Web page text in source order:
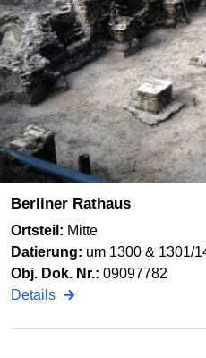
Berliner Rathaus
Ortsteil: Mitte
Datierung: um 1300 & 1301/
Obj. Dok. Nr.: 09097782
Details